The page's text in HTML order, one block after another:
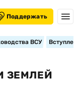
Поддержать
ВСУ
ЗЕМЛЕЙ